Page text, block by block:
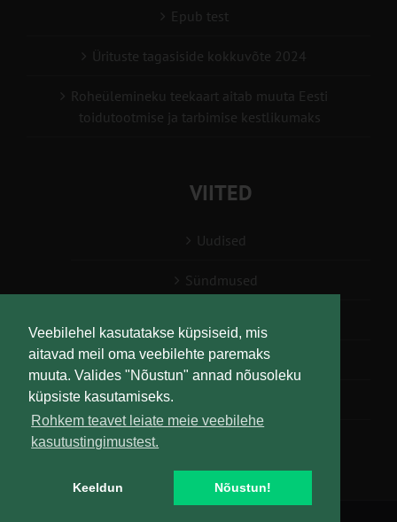
Veebilehel kasutatakse küpsiseid, mis
aitavad meil oma veebilehte paremaks
muuta. Valides "Nõustun" annad nõusoleku
küpsiste kasutamiseks.
Rohkem teavet leiate meie veebilehe
kasutustingimustest.
Keeldun Nõustun!
Epub test
Ürituste tagasiside kokkuvõte 2024
Roheülemineku teekaart aitab muuta Eesti
toidutootmise ja tarbimise kestlikumaks
VIITED
Uudised
Sündmused
Teabesalv
Liitu uudiskirjaga